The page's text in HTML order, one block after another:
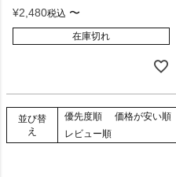
¥2,480税込 〜
在庫切れ
並び替
え
優先度順 価格が安い順
レビュー順